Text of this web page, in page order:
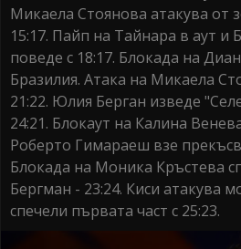
Микаела Стоянова атакува от
15:17. Пайп на Тайнара в аут и
поведе с 18:17. Блокада на
Бразилия. Атака на Микаела
21:22. Юлия Берган изведе
24:21. Блокаут на Калина
Роберто Гимараеш взе
Блокада на Моника Кръстева
Бергман - 23:24. Киси атакува
спечели първата част с 25:23.